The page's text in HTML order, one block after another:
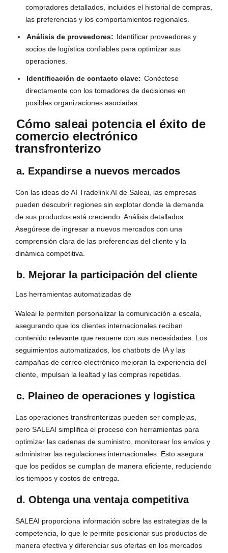
compradores detallados, incluidos el historial de compras,
las preferencias y los comportamientos regionales.
Análisis de proveedores: Identificar proveedores y
socios de logística confiables para optimizar sus
operaciones.
Identificación de contacto clave: Conéctese
directamente con los tomadores de decisiones en
posibles organizaciones asociadas.
Cómo saleai potencia el éxito de
comercio electrónico
transfronterizo
a. Expandirse a nuevos mercados
Con las ideas de AI Tradelink AI de Saleai, las empresas
pueden descubrir regiones sin explotar donde la demanda
de sus productos está creciendo. Análisis detallados
Asegúrese de ingresar a nuevos mercados con una
comprensión clara de las preferencias del cliente y la
dinámica competitiva.
b. Mejorar la participación del cliente
Las herramientas automatizadas de
Waleai le permiten personalizar la comunicación a escala,
asegurando que los clientes internacionales reciban
contenido relevante que resuene con sus necesidades. Los
seguimientos automatizados, los chatbots de IA y las
campañas de correo electrónico mejoran la experiencia del
cliente, impulsan la lealtad y las compras repetidas.
c. Plaineo de operaciones y logística
Las operaciones transfronterizas pueden ser complejas,
pero SALEAI simplifica el proceso con herramientas para
optimizar las cadenas de suministro, monitorear los envíos y
administrar las regulaciones internacionales. Esto asegura
que los pedidos se cumplan de manera eficiente, reduciendo
los tiempos y costos de entrega.
d. Obtenga una ventaja competitiva
SALEAI proporciona información sobre las estrategias de la
competencia, lo que le permite posicionar sus productos de
manera efectiva y diferenciar sus ofertas en los mercados